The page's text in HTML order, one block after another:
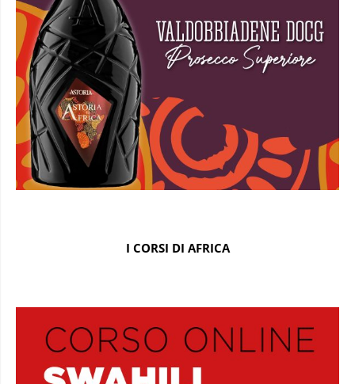
I CORSI DI AFRICA